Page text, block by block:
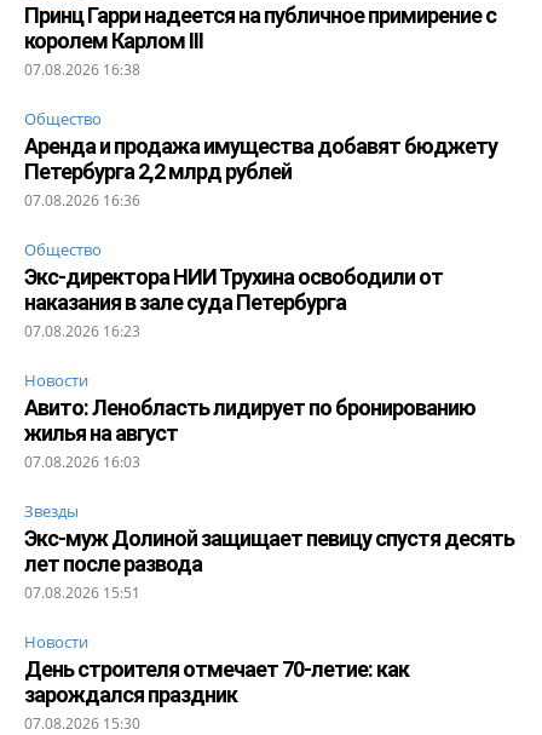
Принц Гарри надеется на публичное примирение с
королем Карлом III
07.08.2026 16:38
Общество
Аренда и продажа имущества добавят бюджету
Петербурга 2,2 млрд рублей
07.08.2026 16:36
Общество
Экс-директора НИИ Трухина освободили от
наказания в зале суда Петербурга
07.08.2026 16:23
Новости
Авито: Ленобласть лидирует по бронированию
жилья на август
07.08.2026 16:03
Звезды
Экс-муж Долиной защищает певицу спустя десять
лет после развода
07.08.2026 15:51
Новости
День строителя отмечает 70-летие: как
зарождался праздник
07.08.2026 15:30